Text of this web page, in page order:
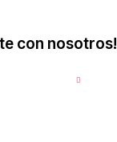
con nosotros!